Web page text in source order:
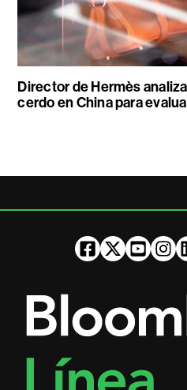
Director de Hermès
cerdo en China para